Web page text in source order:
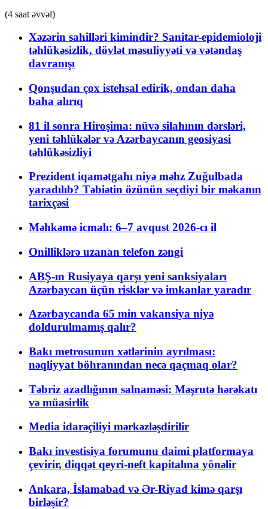
(4 saat əvvəl)
Xəzərin sahilləri kimindir? Sanitar-epidemioloji
təhlükəsizlik, dövlət məsuliyyəti və vətəndaş
davranışı
Qonşudan çox istehsal edirik, ondan daha
baha alırıq
81 il sonra Hiroşima: nüvə silahının dərsləri,
yeni təhlükələr və Azərbaycanın geosiyasi
təhlükəsizliyi
Prezident iqamətgahı niyə məhz Zuğulbada
yaradılıb? Təbiətin özünün seçdiyi bir məkanın
tarixçəsi
Məhkəmə icmalı: 6–7 avqust 2026-cı il
Onilliklərə uzanan telefon zəngi
ABŞ-ın Rusiyaya qarşı yeni sanksiyaları
Azərbaycan üçün risklər və imkanlar yaradır
Azərbaycanda 65 min vakansiya niyə
doldurulmamış qalır?
Bakı metrosunun xətlərinin ayrılması:
nəqliyyat böhranından necə qaçmaq olar?
Təbriz azadlığının salnaməsi: Məşrutə hərəkatı
və müasirlik
Media idarəçiliyi mərkəzləşdirilir
Bakı investisiya forumunu daimi platformaya
çevirir, diqqət qeyri-neft kapitalına yönəlir
Ankara, İslamabad və Ər-Riyad kimə qarşı
birləşir?